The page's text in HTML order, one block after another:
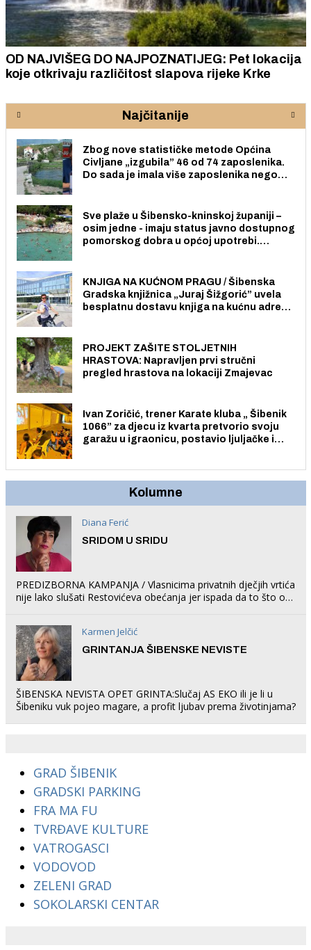
OD NAJVIŠEG DO NAJPOZNATIJEG: Pet lokacija
koje otkrivaju različitost slapova rijeke Krke
Najčitanije
Zbog nove statističke metode Općina
Civljane „izgubila” 46 od 74 zaposlenika.
Do sada je imala više zaposlenika nego
Sve plaže u Šibensko-kninskoj županiji –
osim jedne - imaju status javno dostupnog
pomorskog dobra u općoj upotrebi.
KNJIGA NA KUĆNOM PRAGU / Šibenska
Gradska knjižnica „Juraj Šižgorić” uvela
besplatnu dostavu knjiga na kućnu adresu
PROJEKT ZAŠITE STOLJETNIH
HRASTOVA: Napravljen prvi stručni
pregled hrastova na lokaciji Zmajevac
Ivan Zoričić, trener Karate kluba „ Šibenik
1066” za djecu iz kvarta pretvorio svoju
garažu u igraonicu, postavio ljuljačke i
Kolumne
Diana Ferić
SRIDOM U SRIDU
PREDIZBORNA KAMPANJA / Vlasnicima privatnih dječjih vrtića
nije lako slušati Restovićeva obećanja jer ispada da to što oni
Karmen Jelčić
GRINTANJA ŠIBENSKE NEVISTE
ŠIBENSKA NEVISTA OPET GRINTA:Slučaj AS EKO ili je li u
Šibeniku vuk pojeo magare, a profit ljubav prema životinjama?
GRAD ŠIBENIK
GRADSKI PARKING
FRA MA FU
TVRĐAVE KULTURE
VATROGASCI
VODOVOD
ZELENI GRAD
SOKOLARSKI CENTAR